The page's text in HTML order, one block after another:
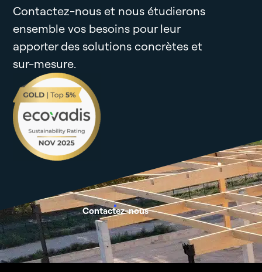
Contactez-nous et nous étudierons
ensemble vos besoins pour leur
apporter des solutions concrètes et
sur-mesure.
Contactez-nous